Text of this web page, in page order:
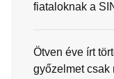
fiataloknak a
Ötven éve írt
győzelmet csak